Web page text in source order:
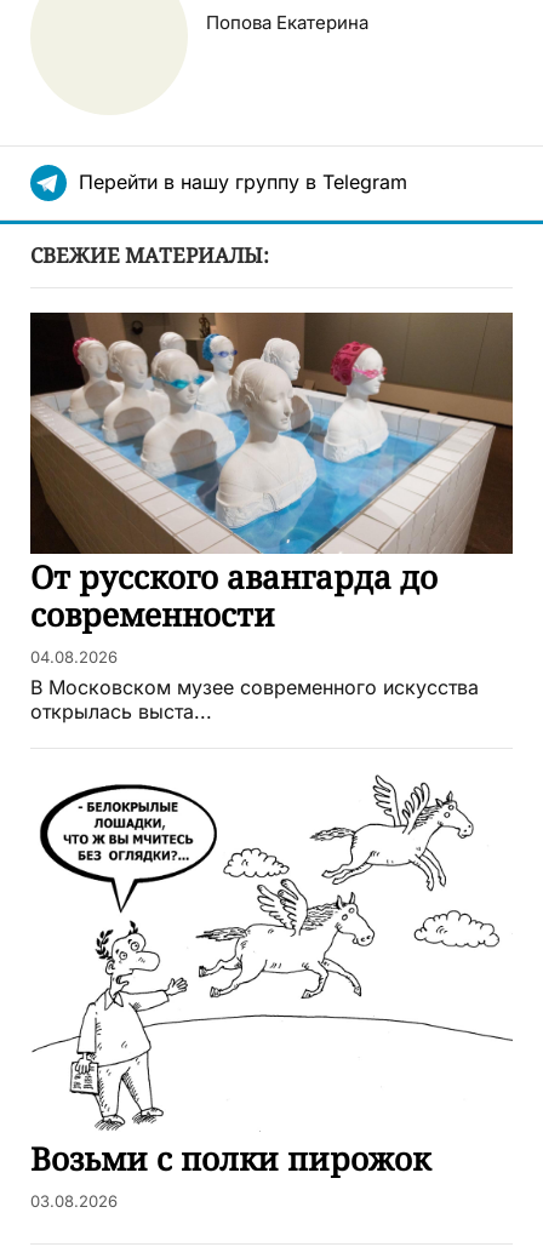
Попова Екатерина
Перейти в нашу группу в Telegram
СВЕЖИЕ МАТЕРИАЛЫ:
От русского авангарда до
современности
04.08.2026
В Московском музее современного искусства
открылась выста...
Возьми с полки пирожок
03.08.2026